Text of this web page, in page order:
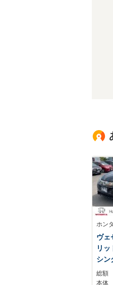
ホン
ヴェ
リ
シン
総額
本体